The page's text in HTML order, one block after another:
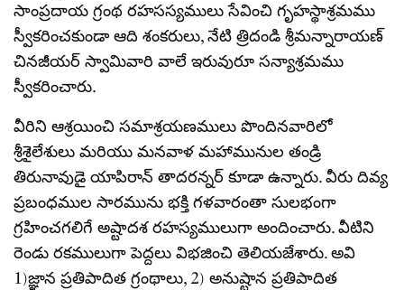
సాంప్రదాయ గ్రంథ రహసస్యములు సేవించి గృహస్థాశ్రమము
స్వీకరించకుండా ఆది శంకరులు, నేటి త్రిదండి శ్రీమన్నారాయణ్
చినజీయర్ స్వామివారి వాలే ఇరువురూ సన్యాశ్రమము
స్వీకరించారు.
వీరిని ఆశ్రయించి సమాశ్రయణములు పొందినవారిలో
శ్రీశైలేశులు మరియు మనవాళ మహామునుల తండ్రి
తిరునావుడై యాపిరాన్ తాదరన్నర్ కూడా ఉన్నారు. వీరు దివ్య
ప్రబంధముల సారమును భక్తి గళవారంతా సులభంగా
గ్రహించగలిగే అష్టాదశ రహస్యములుగా అందించారు. వీటిని
రెండు రకములుగా పెద్దలు విభజించి తెలియజేశారు. అవి
1)జ్ఞాన ప్రతిపాదిత గ్రంథాలు, 2) అనుష్టాన ప్రతిపాదిత